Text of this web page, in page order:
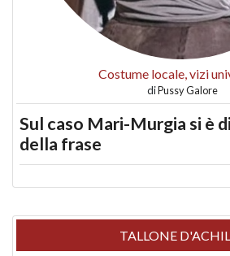
Costume locale, vizi
diPussy Galore
Sul caso Mari-Murgia si è
della frase
TALLONE